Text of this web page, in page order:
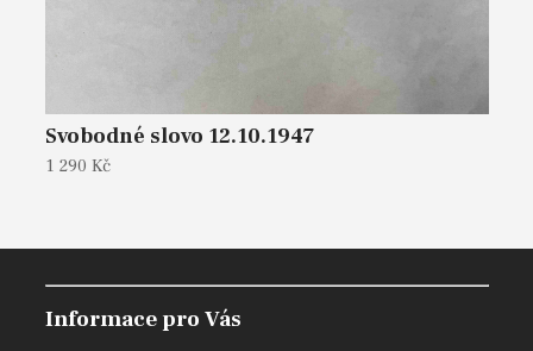
Svobodné slovo 12.10.1947
1 290 Kč
Informace pro Vás